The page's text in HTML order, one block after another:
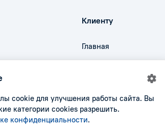
Клиенту
Главная
Оплата
Контакты
Акции
cookie для улучшения работы сайта. Вы
категории cookies разрешить.
конфиденциальности.